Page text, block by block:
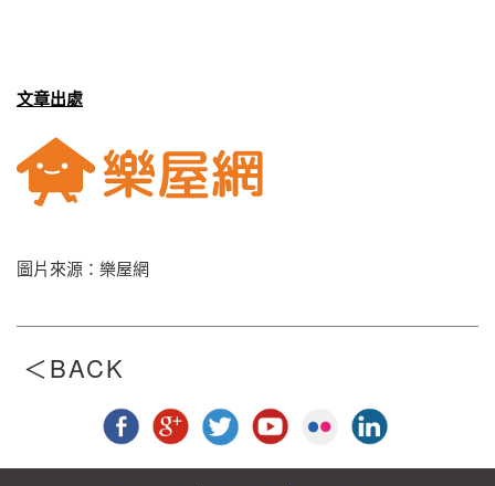
文章出處
圖片來源：樂屋網